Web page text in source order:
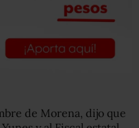
de Morena, dijo que